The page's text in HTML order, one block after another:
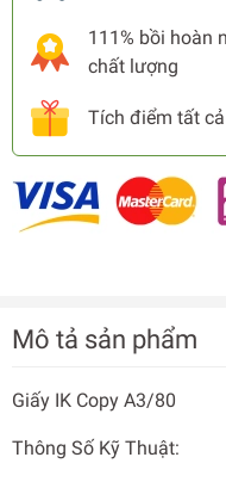
111% bồi hoàn
chất lượng
Tích điểm tất
Mô tả sản phẩm
Giấy IK Copy A3/80
Thông Số Kỹ Thuật: